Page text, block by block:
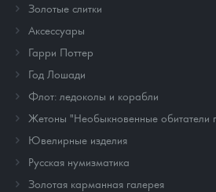
Золотые слитки
Аксессуары
Гарри Поттер
Год Лошади
Флот: ледоколы и корабли
Жетоны "Необыкновенные обитатели
Ювелирные изделия
Русская нумизматика
Золотая карманная галерея